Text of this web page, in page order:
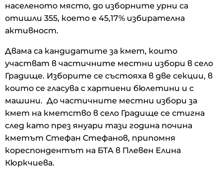
населеното място, до изборните урни са
отишли 355, което е 45,17% избирателна
активност.
Двама са кандидатите за кмет, които
участват в частичните местни избори в село
Градище. Изборите се състояха в две секции, в
които се гласува с хартиени бюлетини и с
машини. До частичните местни избори за
кмет на кметство в село Градище се стигна
след като през януари тази година почина
кметът Стефан Стефанов, припомня
кореспондентът на БТА в Плевен Елина
Кюркчиева.